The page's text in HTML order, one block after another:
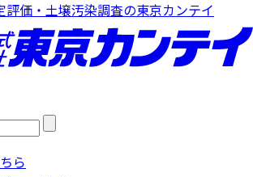
評価・土壌汚染調査の東京カンテイ
ら